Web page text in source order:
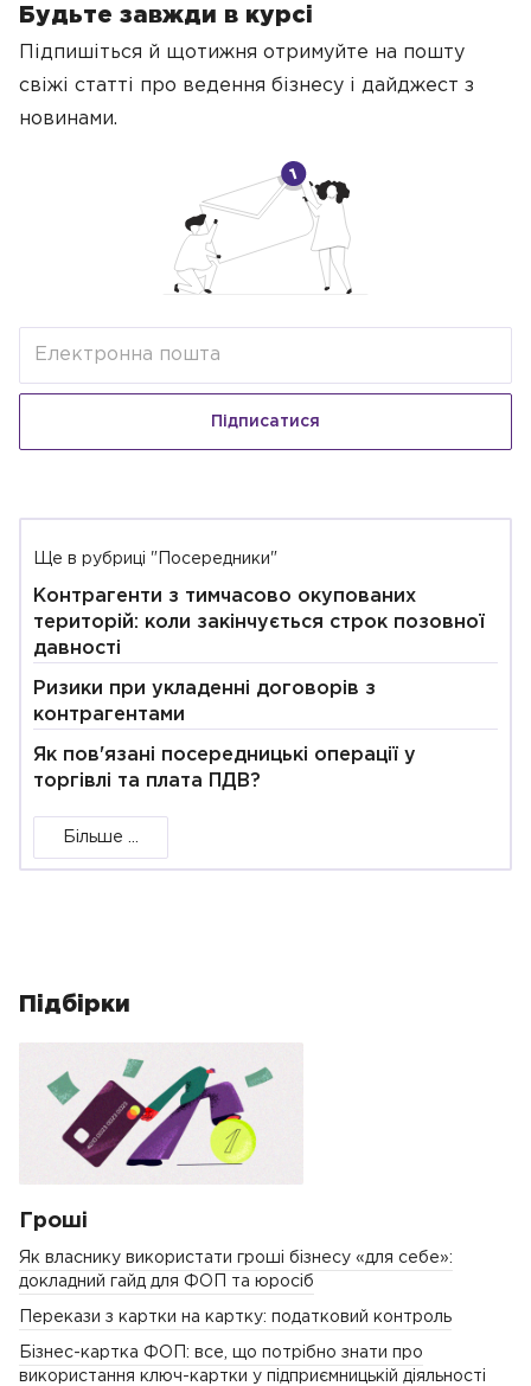
Будьте завжди в курсі
Підпишіться й щотижня отримуйте на пошту
свіжі статті про ведення бізнесу і дайджест з
новинами.
Підписатися
Ще в рубриці "Посередники"
Контрагенти з тимчасово окупованих
територій: коли закінчується строк позовної
давності
Ризики при укладенні договорів з
контрагентами
Як пов'язані посередницькі операції у
торгівлі та плата ПДВ?
Більше ...
Підбірки
Гроші
Як власнику використати гроші бізнесу «для себе»:
докладний гайд для ФОП та юросіб
Перекази з картки на картку: податковий контроль
Бізнес-картка ФОП: все, що потрібно знати про
використання ключ-картки у підприємницькій діяльності